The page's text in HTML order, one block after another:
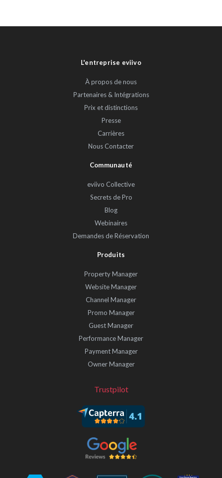
L'entreprise eviivo
À propos de nous
Partenaires & Intégrations
Prix et distinctions
Presse
Carrières
Nous Contacter
Communauté
eviivo Collective
Secrets de Pro
Blog
Webinaires
Demandes de Réservation
Produits
Property Manager
Website Manager
Channel Manager
Promo Manager
Guest Manager
Performance Manager
Payment Manager
Owner Manager
Trustpilot